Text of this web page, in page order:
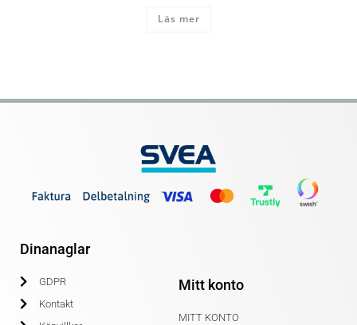
Läs mer
Dinanaglar
GDPR
Kontakt
Mitt konto
MITT KONTO